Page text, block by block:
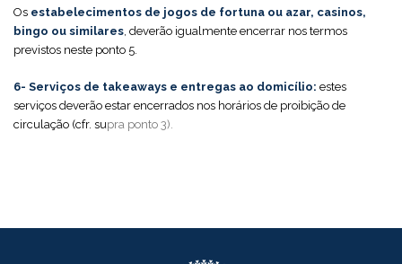
Os estabelecimentos de jogos de fortuna ou azar, casinos,
bingo ou similares, deverão igualmente encerrar nos termos
previstos neste ponto 5.
6- Serviços de takeaways e entregas ao domicílio: estes
serviços deverão estar encerrados nos horários de proibição de
circulação (cfr. supra ponto 3).